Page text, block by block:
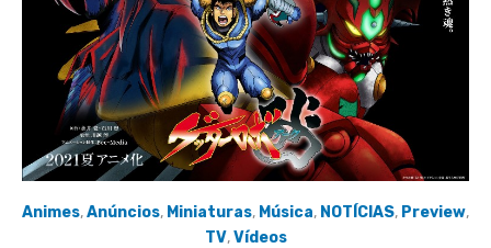
Animes,Anúncios, Miniaturas, Música, NOTÍCIAS, Preview,
TV,Vídeos